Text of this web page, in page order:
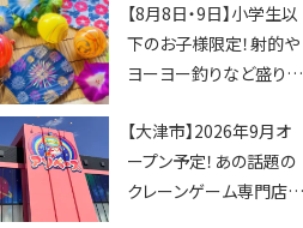
ップ・交通規制に近隣施
設の駐車場情報なども
要チェック★
【8月8日・9日】小学生以
下のお子様限定！射的や
ヨーヨー釣りなど盛りだ
ちびっこ縁日開催♪【モリ
ーブ】
【大津市】2026年9月オ
ープン予定！あの話題の
クレーンゲーム専門店